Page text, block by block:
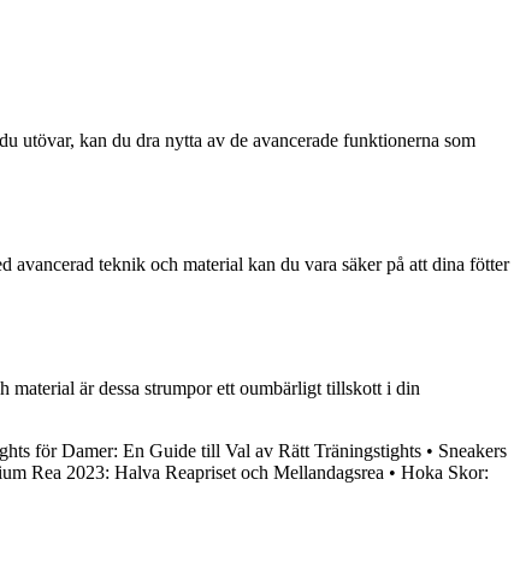
utövar, kan du dra nytta av de avancerade funktionerna som
teknik och material kan du vara säker på att dina fötter
material är dessa strumpor ett oumbärligt tillskott i din
för Damer: En Guide till Val av Rätt Träningstights • Sneakers
Rea 2023: Halva Reapriset och Mellandagsrea • Hoka Skor: